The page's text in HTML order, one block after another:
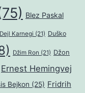
Blez Paskal
Dejl Karnegi (21) Duško
Džim Ron (21) Džon
Ernest Hemingvej
Bejkon (25) Fridrih